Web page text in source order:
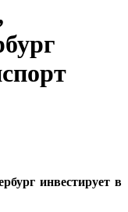
инвестирует в